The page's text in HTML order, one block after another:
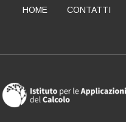
HOME CONTATTI